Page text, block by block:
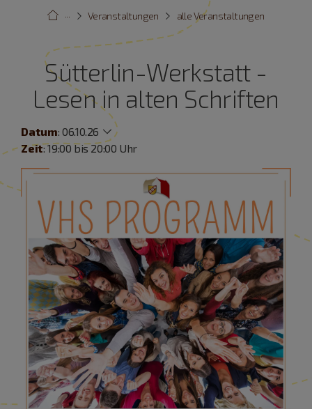
alle Veranstaltungen
Veranstaltungen
···
Sütterlin-Werkstatt -
Lesen in alten Schriften
Datum:06.10.26
Zeit: 19:00 bis 20:00 Uhr